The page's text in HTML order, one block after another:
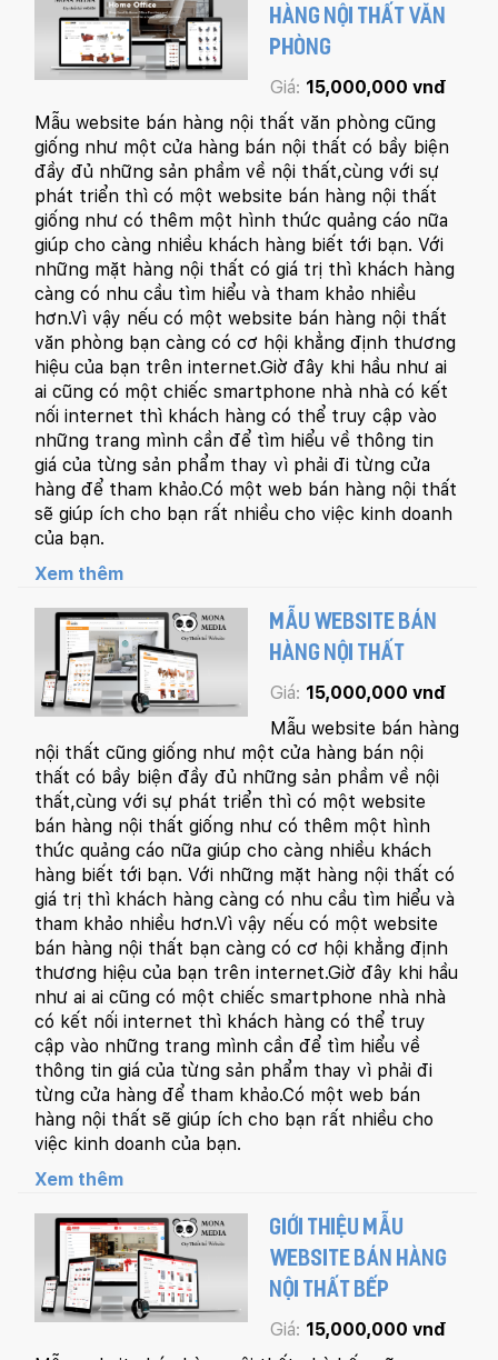
HÀNG NỘI THẤT VĂN
PHÒNG
Giá: 15,000,000 vnđ
Mẫu website bán hàng nội thất văn phòng cũng
giống như một cửa hàng bán nội thất có bầy biện
đầy đủ những sản phầm về nội thất,cùng với sự
phát triển thì có một website bán hàng nội thất
giống như có thêm một hình thức quảng cáo nữa
giúp cho càng nhiều khách hàng biết tới bạn. Với
những mặt hàng nội thất có giá trị thì khách hàng
càng có nhu cầu tìm hiểu và tham khảo nhiều
hơn.Vì vậy nếu có một website bán hàng nội thất
văn phòng bạn càng có cơ hội khẳng định thương
hiệu của bạn trên internet.Giờ đây khi hầu như ai
ai cũng có một chiếc smartphone nhà nhà có kết
nối internet thì khách hàng có thể truy cập vào
những trang mình cần để tìm hiểu về thông tin
giá của từng sản phẩm thay vì phải đi từng cửa
hàng để tham khảo.Có một web bán hàng nội thất
sẽ giúp ích cho bạn rất nhiều cho việc kinh doanh
của bạn.
Xem thêm
MẪU WEBSITE BÁN
HÀNG NỘI THẤT
Giá: 15,000,000 vnđ
Mẫu website bán hàng
nội thất cũng giống như một cửa hàng bán nội
thất có bầy biện đầy đủ những sản phầm về nội
thất,cùng với sự phát triển thì có một website
bán hàng nội thất giống như có thêm một hình
thức quảng cáo nữa giúp cho càng nhiều khách
hàng biết tới bạn. Với những mặt hàng nội thất có
giá trị thì khách hàng càng có nhu cầu tìm hiểu và
tham khảo nhiều hơn.Vì vậy nếu có một website
bán hàng nội thất bạn càng có cơ hội khẳng định
thương hiệu của bạn trên internet.Giờ đây khi hầu
như ai ai cũng có một chiếc smartphone nhà nhà
có kết nối internet thì khách hàng có thể truy
cập vào những trang mình cần để tìm hiểu về
thông tin giá của từng sản phẩm thay vì phải đi
từng cửa hàng để tham khảo.Có một web bán
hàng nội thất sẽ giúp ích cho bạn rất nhiều cho
việc kinh doanh của bạn.
Xem thêm
GIỚI THIỆU MẪU
WEBSITE BÁN HÀNG
NỘI THẤT BẾP
Giá: 15,000,000 vnđ